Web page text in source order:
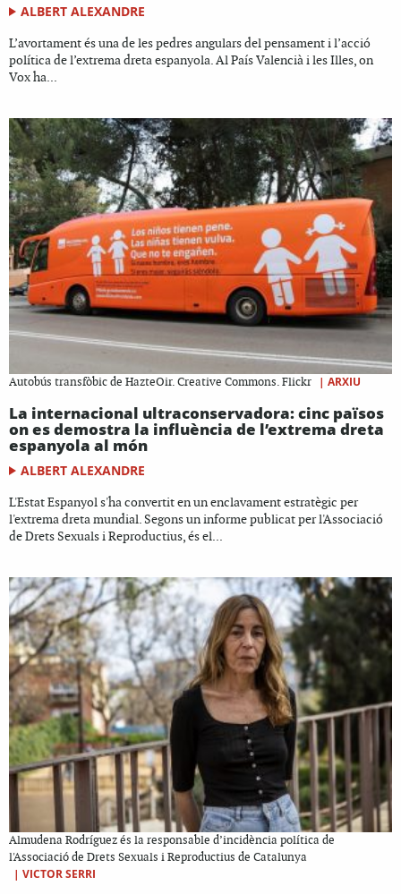
ALBERT ALEXANDRE
L’avortament és una de les pedres angulars del pensament i l’acció
política de l’extrema dreta espanyola. Al País Valencià i les Illes, on
Vox ha...
Autobús transfòbic de HazteOir. Creative Commons. Flickr | ARXIU
La internacional ultraconservadora: cinc països
on es demostra la influència de l’extrema dreta
espanyola al món
ALBERT ALEXANDRE
L'Estat Espanyol s'ha convertit en un enclavament estratègic per
l'extrema dreta mundial. Segons un informe publicat per l'Associació
de Drets Sexuals i Reproductius, és el...
Almudena Rodríguez és la responsable d’incidència política de
l'Associació de Drets Sexuals i Reproductius de Catalunya
| VICTOR SERRI